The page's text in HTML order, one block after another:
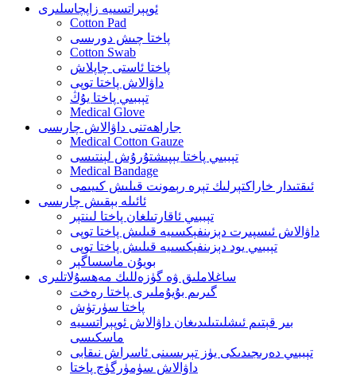
ئوپېراتسىيە زاپچاسلىرى
Cotton Pad
پاختا چىش دورىسى
Cotton Swab
پاختا ئاستى چاپلاش
داۋالاش پاختا توپى
تېببىي پاختا يۇڭ
Medical Glove
جاراھەتنى داۋالاش چارىسى
Medical Cotton Gauze
تېببىي پاختا يېپىشتۇرۇش لېنتىسى
Medical Bandage
ئىقتىدار خاراكتېرلىك تېرە رېمونت قىلىش كىيىمى
ئائىلە بېقىش چارىسى
تېببىي ئاقارتىلغان پاختا لىنتېر
داۋالاش ئىسپىرت دېزىنفېكسىيە قىلىش پاختا توپى
تېببىي يود دېزىنفېكسىيە قىلىش پاختا توپى
بويۇن ماسساگېر
ساغلاملىق ۋە گۈزەللىك مەھسۇلاتلىرى
گىرىم بۇيۇملىرى پاختا رەخت
پاختا سۈرتۈش
بىر قېتىم ئىشلىتىلىدىغان داۋالاش ئوپېراتسىيە
ماسكىسى
تېببىي دەرىجىدىكى يۈز تېرىسىنى ئاسراش نىقابى
داۋالاش سۈمۈرگۈچ پاختا